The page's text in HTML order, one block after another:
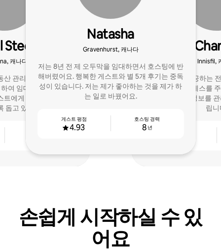
캐나다
산 관리 회사의 창립자이
여 임대 숙소 운영이 원
에게 훌륭한 경험을 제
돕고 있습니다.
Natasha
Gravenhurst, 캐나다
저는 8년 전 제 오두막을 임대하면서 호스팅에 반
해버렸어요. 행복한 게스트와 별 5개 후기는 중독
성이 있습니다. 저는 제가 좋아하는 것을 제가 하
는 일로 바꿨어요.
4.93
게스트 평점
8 년
호스팅 경력
Innisfil,
5성급 숙박을 제공하는
트. 숙소에 스트레스를
적화하고, 세부 정보를
립니
손쉽게 시작하실 수 있
어요